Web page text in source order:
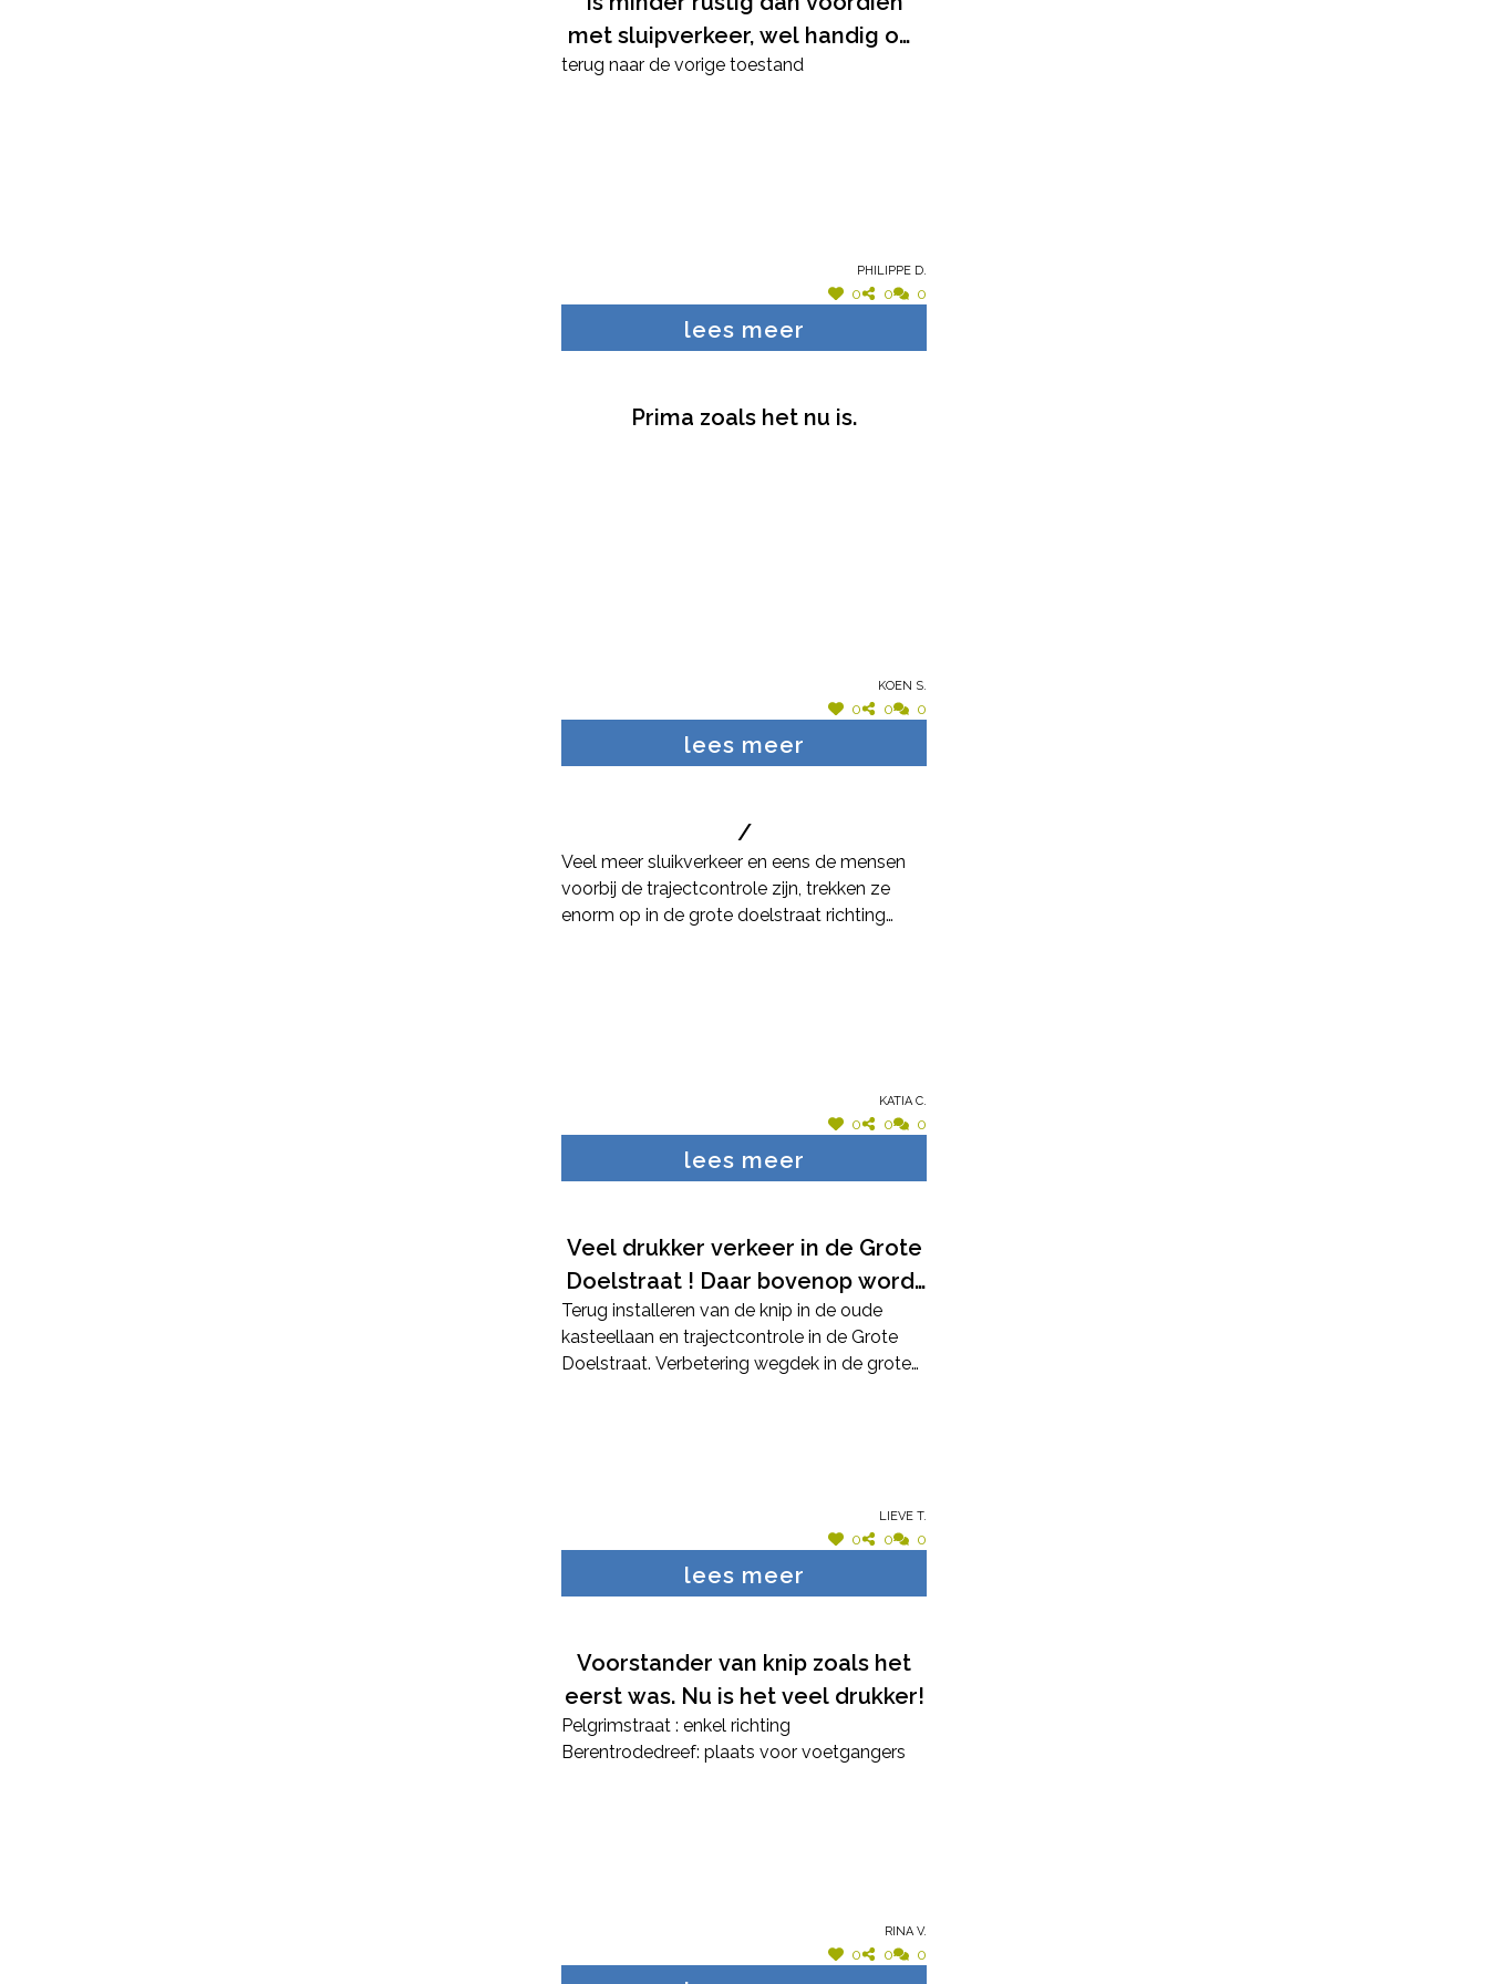
met sluipverkeer, wel handig om
centrum te mijden vanuit en naar
terug naar de vorige toestand
Philippe D.
0 0 0
lees meer
Prima zoals het nu is.
Koen S.
0 0 0
lees meer
/
Veel meer sluikverkeer en eens de mensen
voorbij de trajectcontrole zijn, trekken ze
enorm op in de grote doelstraat richting
Katia C.
0 0 0
lees meer
Veel drukker verkeer in de Grote
Doelstraat ! Daar bovenop wordt
de snelheidsbeperking van 30 km
amper gerespecteerd. Onze
straten worden voor fietsers en
Terug installeren van de knip in de oude
kasteellaan en trajectcontrole in de Grote
Doelstraat. Verbetering wegdek in de grote
Lieve T.
0 0 0
lees meer
Voorstander van knip zoals het
eerst was. Nu is het veel drukker!
Pelgrimstraat : enkel richting
Berentrodedreef: plaats voor voetgangers
Rina V.
0 0 0